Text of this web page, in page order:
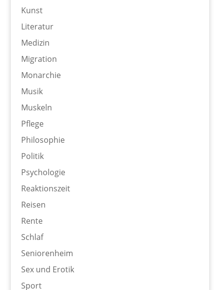
Kunst
Literatur
Medizin
Migration
Monarchie
Musik
Muskeln
Pflege
Philosophie
Politik
Psychologie
Reaktionszeit
Reisen
Rente
Schlaf
Seniorenheim
Sex und Erotik
Sport